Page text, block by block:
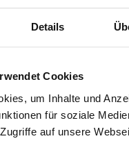
Details
Cookies
um Inhalte und
für soziale
auf unsere